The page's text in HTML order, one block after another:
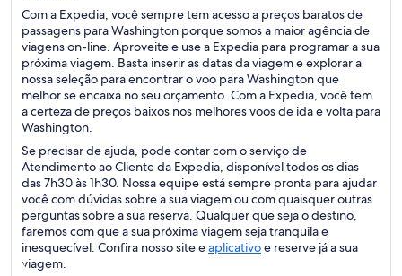
Com a Expedia, você sempre tem acesso a preços baratos de
passagens para Washington porque somos a maior agência de
viagens on-line. Aproveite e use a Expedia para programar a sua
próxima viagem. Basta inserir as datas da viagem e explorar a
nossa seleção para encontrar o voo para Washington que
melhor se encaixa no seu orçamento. Com a Expedia, você tem
a certeza de preços baixos nos melhores voos de ida e volta para
Washington.
Se precisar de ajuda, pode contar com o serviço de
Atendimento ao Cliente da Expedia, disponível todos os dias
das 7h30 às 1h30. Nossa equipe está sempre pronta para ajudar
você com dúvidas sobre a sua viagem ou com quaisquer outras
perguntas sobre a sua reserva. Qualquer que seja o destino,
faremos com que a sua próxima viagem seja tranquila e
inesquecível. Confira nosso site eaplicativoe reserve já a sua
viagem.